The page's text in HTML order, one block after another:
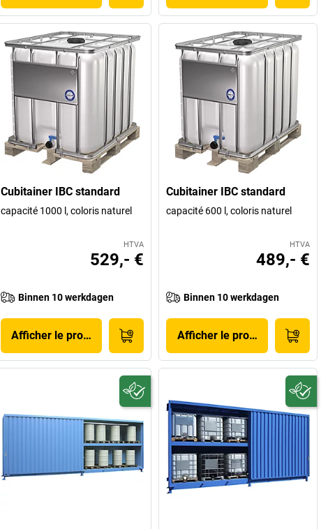
Cubitainer IBC standard
capacité 1000 l, coloris naturel
HTVA
529,- €
Binnen 10 werkdagen
Afficher le produit
Cubitainer IBC standard
capacité 600 l, coloris naturel
HTVA
489,- €
Binnen 10 werkdagen
Afficher le produit